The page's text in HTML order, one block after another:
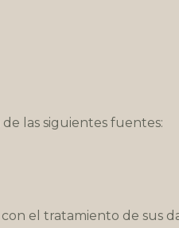
las siguientes fuentes:
el tratamiento de sus